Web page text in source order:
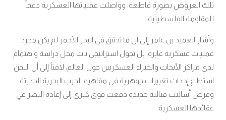
تلك العروض بصورة قاطعة، وواصلت عملياتها العسكرية دعماً
للمقاومة الفلسطينية.
وأشار العميد بن عامر إلى أن ما تحقق في البحر الأحمر لم يكن مجرد
عمليات عسكرية عابرة، بل تحول استراتيجي بات محل دراسة واهتمام
لدى مراكز الأبحاث والخبراء العسكريين حول العالم، لافتاً إلى أن اليمن
استطاع إحداث تغييرات جوهرية في مفاهيم الحرب البحرية الحديثة،
وفرض أساليب قتالية جديدة دفعت قوى كبرى إلى إعادة النظر في
عقائدها العسكرية.